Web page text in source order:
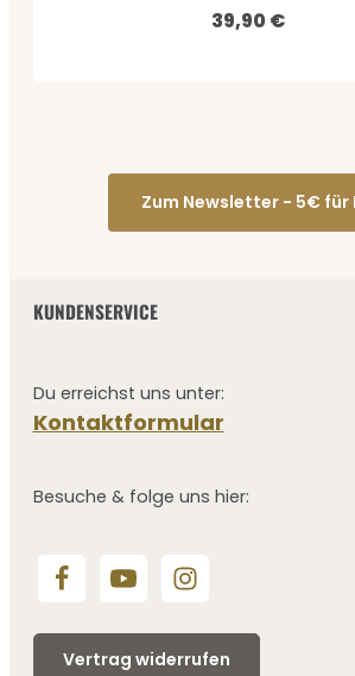
Regulärer Preis:
39,90 €
Zum Newsletter - 5€ für
KUNDENSERVICE
Du erreichst uns unter:
Kontaktformular
Besuche & folge uns hier:
Vertrag widerrufen